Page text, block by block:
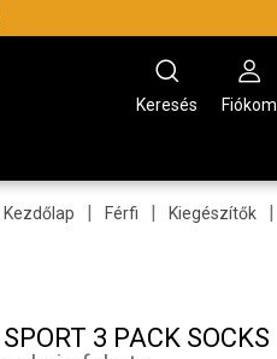
Keresés Fiókom
Kezdőlap | Férfi | Kiegészítők |
SPORT 3 PACK SOCKS